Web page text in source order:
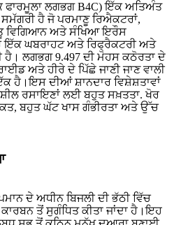
ਫਾਰਮੂਲਾ ਲਗਭਗ B4C) ਇੱਕ ਅਤਿਅੰਤ
ਹੈ ਜੋ ਪਰਮਾਣੂ ਰਿਐਕਟਰਾਂ,
ਵਿਗਿਆਨ ਅਤੇ ਸੰਖਿਆ ਇਰੌਸ
ਇੱਕ ਘਬਰਾਹਟ ਅਤੇ ਰਿਫ੍ਰੈਕਟਰੀ ਅਤੇ
ਹੈ। ਲਗਭਗ 9.497 ਦੀ ਮੋਹਸ ਕਠੋਰਤਾ ਦੇ
ਅਤੇ ਹੀਰੇ ਦੇ ਪਿੱਛੇ ਜਾਣੀ ਜਾਣ ਵਾਲੀ
ਹੈ।ਇਸ ਦੀਆਂ ਸ਼ਾਨਦਾਰ ਵਿਸ਼ੇਸ਼ਤਾਵਾਂ
ਰਸਾਇਣਾਂ ਲਈ ਬਹੁਤ ਸਖ਼ਤਤਾ. ਖੋਰ
ਬਹੁਤ ਘੱਟ ਖਾਸ ਗੰਭੀਰਤਾ ਅਤੇ ਉੱਚ
ਦੇ ਅਧੀਨ ਬਿਜਲੀ ਦੀ ਭੱਠੀ ਵਿੱਚ
ਤੋਂ ਸੁਗੰਧਿਤ ਕੀਤਾ ਜਾਂਦਾ ਹੈ।ਇਹ